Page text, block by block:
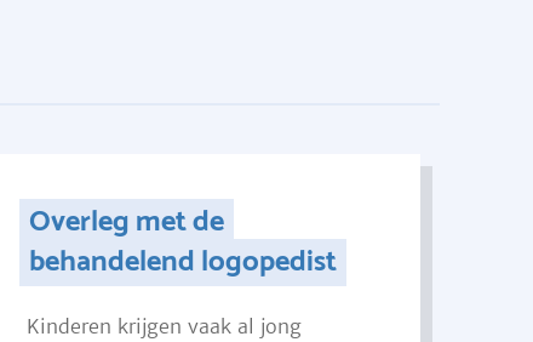
Overleg met de
behandelend logopedist
Kinderen krijgen vaak al jong